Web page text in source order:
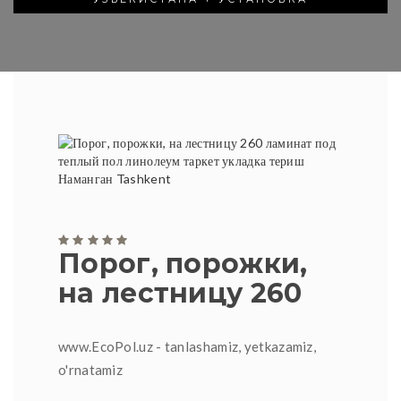
Порог, порожки,
на лестницу 260
www.EcoPol.uz - tanlashamiz, yetkazamiz,
o'rnatamiz